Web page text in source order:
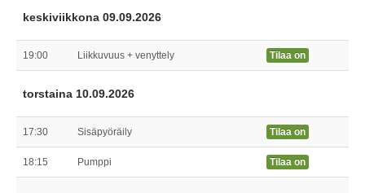
keskiviikkona 09.09.2026
19:00 Liikkuvuus + venyttely Tilaa on
torstaina 10.09.2026
17:30 Sisäpyöräily Tilaa on
18:15 Pumppi Tilaa on